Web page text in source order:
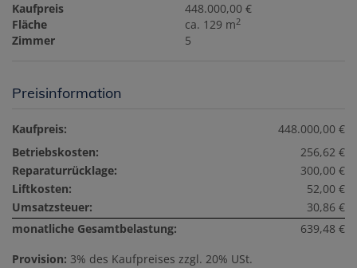
Kaufpreis
448.000,00 €
Fläche
ca. 129 m2
Zimmer 5
Preisinformation
Kaufpreis:
448.000,00 €
Betriebskosten:
256,62 €
Reparaturrücklage:
300,00 €
Liftkosten:
52,00 €
Umsatzsteuer:
30,86 €
monatliche Gesamtbelastung:
639,48 €
Provision: 3% des Kaufpreises zzgl. 20% USt.